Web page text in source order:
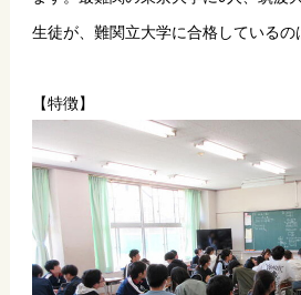
生徒が、難関立大学に合格しているの
【特徴】